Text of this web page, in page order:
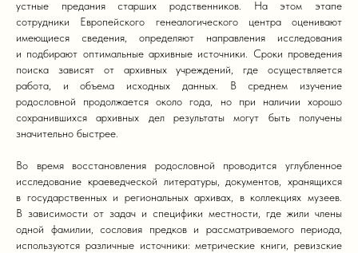
устные предания старших родственников. На этом этапе
сотрудники Европейского генеалогического центра оценивают
имеющиеся сведения, определяют направления исследования
и подбирают оптимальные архивные источники. Сроки проведения
поиска зависят от архивных учреждений, где осуществляется
работа, и объема исходных данных. В среднем изучение
родословной продолжается около года, но при наличии хорошо
сохранившихся архивных дел результаты могут быть получены
значительно быстрее.
Во время восстановления родословной проводится углубленное
исследование краеведческой литературы, документов, хранящихся
в государственных и региональных архивах, в коллекциях музеев.
В зависимости от задач и специфики местности, где жили члены
одной фамилии, сословия предков и рассматриваемого периода,
используются различные источники: метрические книги, ревизские